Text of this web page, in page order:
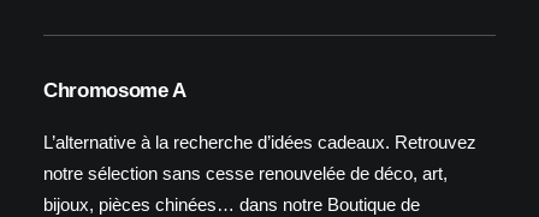
Chromosome A
L’alternative à la recherche d’idées cadeaux. Retrouvez
notre sélection sans cesse renouvelée de déco, art,
bijoux, pièces chinées… dans notre Boutique de